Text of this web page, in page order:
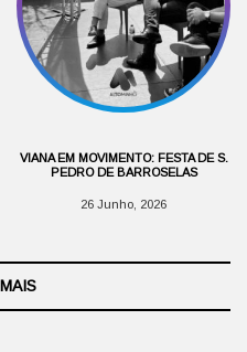
VIANA EM MOVIMENTO: FESTA DE S.
PEDRO DE BARROSELAS
26 Junho, 2026